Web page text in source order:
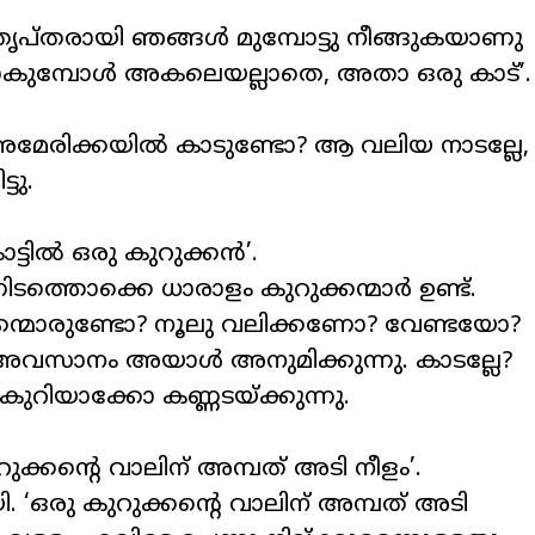
ഞങ്ങൾ മുമ്പോട്ടു നീങ്ങുകയാണു
അകലെയല്ലാതെ, അതാ ഒരു കാട്’.
കാടുണ്ടോ? ആ വലിയ നാടല്ലേ,
ഒരു കുറുക്കൻ’.
ധാരാളം കുറുക്കന്മാർ ഉണ്ട്.
നൂലു വലിക്കണോ? വേണ്ടയോ?
അയാൾ അനുമിക്കുന്നു. കാടല്ലേ?
കണ്ണടയ്ക്കുന്നു.
വാലിന് അമ്പത് അടി നീളം’.
‘ഒരു കുറുക്കന്റെ വാലിന് അമ്പത് അടി